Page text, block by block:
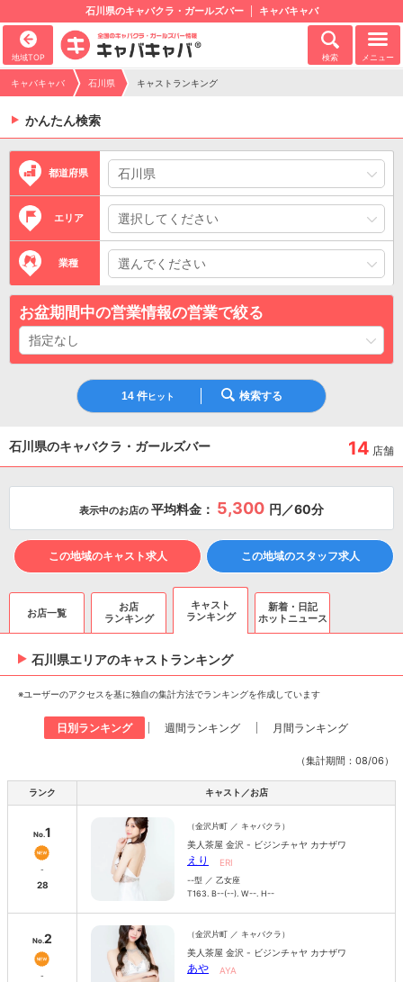
石川県のキャバクラ・ガールズバー キャバキャバ
地域TOP 検索 メニュー
キャバキャバ 石川県 キャストランキング
かんたん検索
都道府県
エリア
業種
お盆期間中の営業情報の営業で絞る
14 件ヒット 検索する
石川県のキャバクラ・ガールズバー 14 店舗
表示中のお店の 平均料金： 5,300 円／60分
この地域のキャスト求人 この地域のスタッフ求人
お店一覧
お店
ランキング
キャスト
ランキング
新着・日記
ホットニュース
石川県エリアのキャストランキング
※ユーザーのアクセスを基に独自の集計方法でランキングを作成しています
日別ランキング 週間ランキング 月間ランキング
（集計期間：08/06）
ランク キャスト／お店
No.1
-
28
（金沢片町 ／ キャバクラ）
美人茶屋 金沢 - ビジンチャヤ カナザワ
えり ERI
--型 ／ 乙女座
T163. B--(--). W--. H--
No.2
-
（金沢片町 ／ キャバクラ）
美人茶屋 金沢 - ビジンチャヤ カナザワ
あや AYA